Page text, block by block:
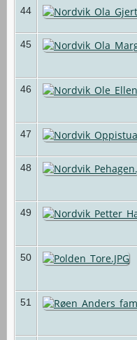
44
45
46
47
48
49
50
51